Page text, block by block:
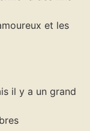
et les
il y a un grand